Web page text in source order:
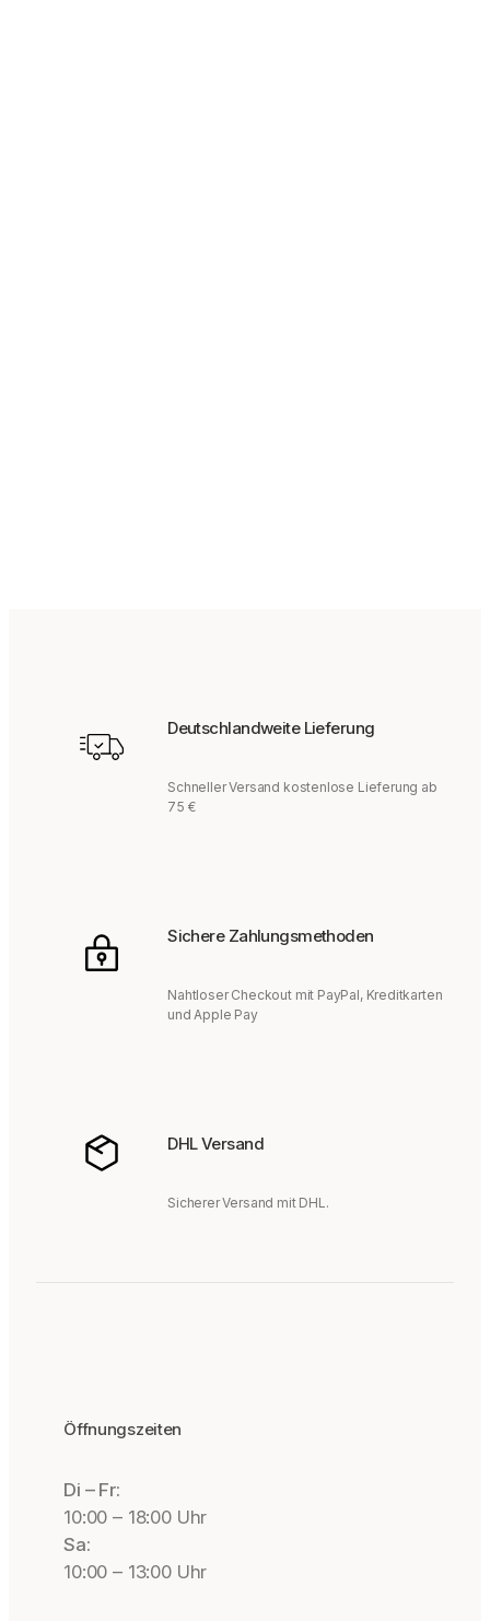
Deutschlandweite Lieferung
Schneller Versand kostenlose Lieferung ab
75 €
Sichere Zahlungsmethoden
Nahtloser Checkout mit PayPal, Kreditkarten
und Apple Pay
DHL Versand
Sicherer Versand mit DHL.
Öffnungszeiten
Di – Fr:
10:00 – 18:00 Uhr
Sa:
10:00 – 13:00 Uhr